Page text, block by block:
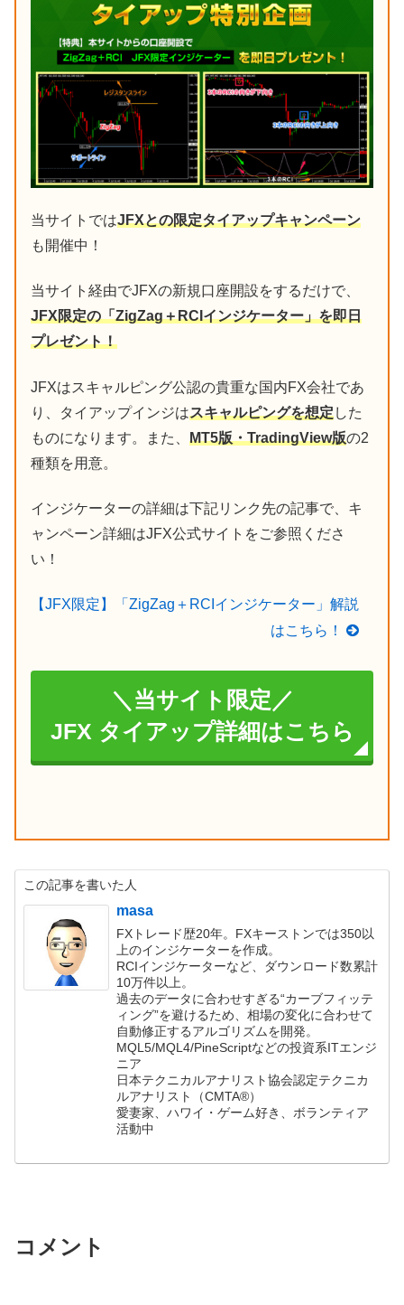
当サイトではJFXとの限定タイアップキャンペーン
も開催中！
当サイト経由でJFXの新規口座開設をするだけで、
JFX限定の「ZigZag＋RCIインジケーター」を即日
プレゼント！
JFXはスキャルピング公認の貴重な国内FX会社であ
り、タイアップインジはスキャルピングを想定した
ものになります。また、 MT5版・TradingView版の2
種類を用意。
インジケーターの詳細は下記リンク先の記事で、キ
ャンペーン詳細はJFX公式サイトをご参照くださ
い！
【JFX限定】「ZigZag＋RCIインジケーター」解説
はこちら！
＼当サイト限定／
JFX タイアップ詳細はこちら
この記事を書いた人
masa
FXトレード歴20年。FXキーストンでは350以
上のインジケーターを作成。
RCIインジケーターなど、ダウンロード数累計
10万件以上。
過去のデータに合わせすぎる“カーブフィッテ
ィング”を避けるため、相場の変化に合わせて
自動修正するアルゴリズムを開発。
MQL5/MQL4/PineScriptなどの投資系ITエンジ
ニア
日本テクニカルアナリスト協会認定テクニカ
ルアナリスト（CMTA®）
愛妻家、ハワイ・ゲーム好き、ボランティア
活動中
コメント